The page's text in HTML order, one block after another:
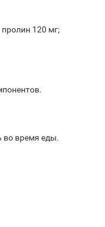
120 мг;
во время еды.